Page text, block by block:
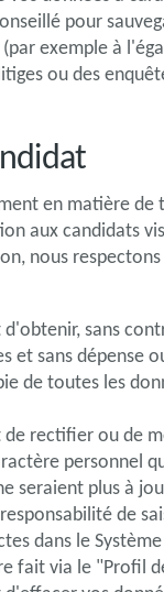
pour
exemple à
ou des
en matière de
aux candidats
nous respectons
sans
et sans dépense
de toutes les
de rectifier ou de
personnel
seraient plus à
de
dans le
fait via le "Profil